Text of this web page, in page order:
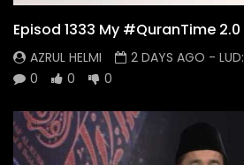
Episod 1333 My #QuranTime 2.0
AZRUL HELMI 2 DAYS AGO - LUD:
0
0 0